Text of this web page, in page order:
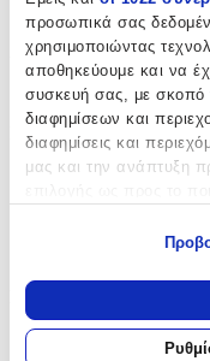
προσωπικά σας
χρησιμοποιώντας
αποθηκεύουμε και να
συσκευή σας, με σκοπό
διαφημίσεων και
διαφημίσεις και
μας και την ανάπτυξη
Να συλλέξουμε
σας τοποθεσία, οι
απόσταση μερικών
Κορίτσι
Χρώμα:
Λευκό
Περιεχόμενα
Εσώρουχο